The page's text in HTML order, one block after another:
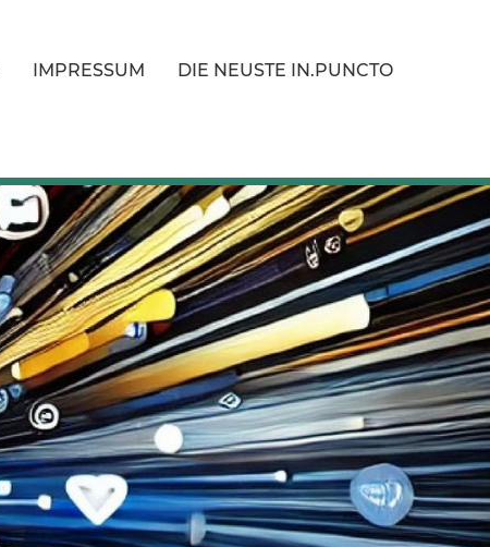
IMPRESSUM DIE NEUSTE IN.PUNCTO